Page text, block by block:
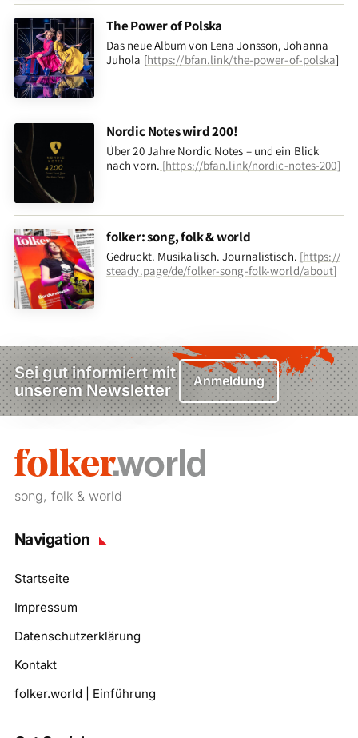
The Power of Polska
Das neue Album von Lena Jonsson, Johanna
Juhola [https://bfan.link/the-power-of-polska]
Nordic Notes wird 200!
Über 20 Jahre Nordic Notes – und ein Blick
nach vorn. [https://bfan.link/nordic-notes-200]
folker: song, folk & world
Gedruckt. Musikalisch. Journalistisch. [https://
steady.page/de/folker-song-folk-world/about]
Sei gut informiert mit
unserem Newsletter
Anmeldung
song, folk & world
Navigation
Startseite
Impressum
Datenschutzerklärung
Kontakt
folker.world | Einführung